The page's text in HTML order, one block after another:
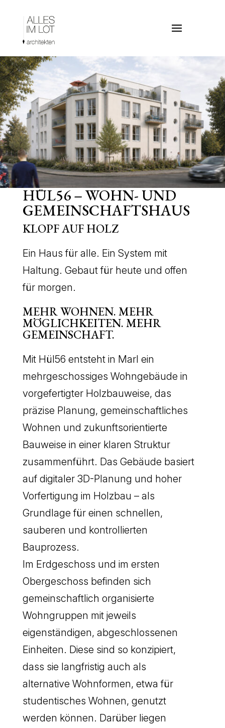
HÜL56 – WOHN- UND
GEMEINSCHAFTSHAUS
KLOPF AUF HOLZ
Ein Haus für alle. Ein System mit
Haltung. Gebaut für heute und offen
für morgen.
MEHR WOHNEN. MEHR
MÖGLICHKEITEN. MEHR
GEMEINSCHAFT.
Mit Hül56 entsteht in Marl ein
mehrgeschossiges Wohngebäude in
vorgefertigter Holzbauweise, das
präzise Planung, gemeinschaftliches
Wohnen und zukunftsorientierte
Bauweise in einer klaren Struktur
zusammenführt. Das Gebäude basiert
auf digitaler 3D-Planung und hoher
Vorfertigung im Holzbau – als
Grundlage für einen schnellen,
sauberen und kontrollierten
Bauprozess.
Im Erdgeschoss und im ersten
Obergeschoss befinden sich
gemeinschaftlich organisierte
Wohngruppen mit jeweils
eigenständigen, abgeschlossenen
Einheiten. Diese sind so konzipiert,
dass sie langfristig auch als
alternative Wohnformen, etwa für
studentisches Wohnen, genutzt
werden können. Darüber liegen